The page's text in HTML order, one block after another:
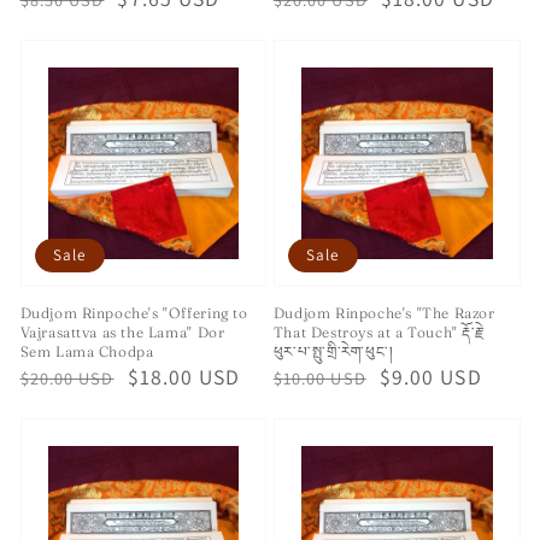
Dudjom Rinpoche's "Offering to
Vajrasattva as the Lama" Dor
Sem Lama Chodpa
Regular
$20.00 USD
Sale
$18.00 USD
Sale
Dudjom Rinpoche's "The Razor
That Destroys at a Touch" རྡོ་རྗེ་
ཕུར་པ་སྤུ་གྲི་རེག་ཕུང་།
Regular
$10.00 USD
Sale
$9.00 USD
Sale